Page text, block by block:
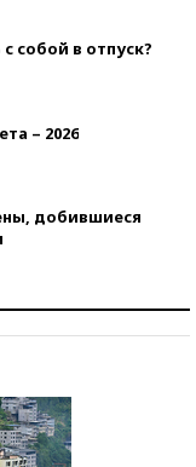
собой в отпуск?
– 2026
добившиеся